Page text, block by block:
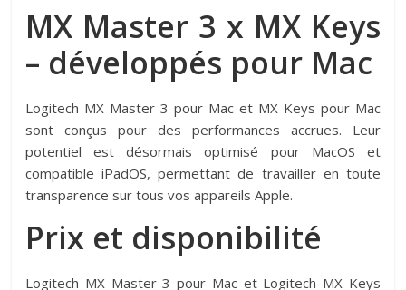
MX Master 3 x MX Keys
– développés pour Mac
Logitech MX Master 3 pour Mac et MX Keys pour Mac
sont conçus pour des performances accrues. Leur
potentiel est désormais optimisé pour MacOS et
compatible iPadOS, permettant de travailler en toute
transparence sur tous vos appareils Apple.
Prix et disponibilité
Logitech MX Master 3 pour Mac et Logitech MX Keys